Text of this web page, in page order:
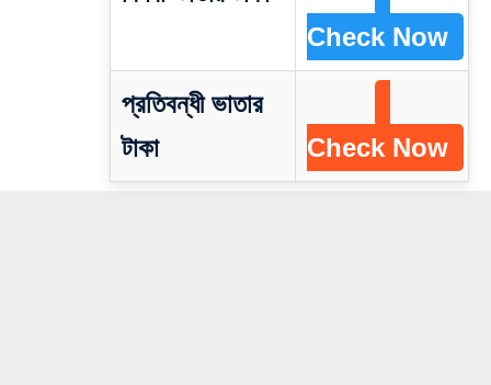
Check Now
প্রতিবন্ধী ভাতার
টাকা
Check Now